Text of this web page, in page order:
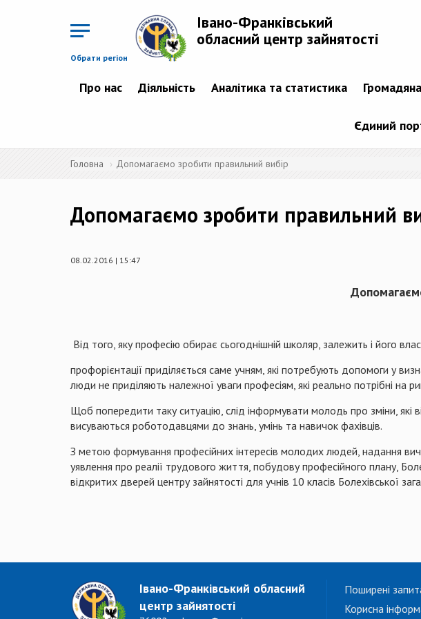
Обрати регіон
Івано-Франківський
обласний центр зайнятості
Про нас Діяльність Аналітика та статистика
Єдиний
Головна Допомагаємо зробити правильний вибір
Допомагаємо зробити правильний
08.02.2016 | 15:47
Від того, яку професію обирає сьогоднішній школяр, залежить і його
профорієнтації приділяється саме учням, які потребують допомоги у
люди не приділяють належної уваги професіям, які реально потрібні на
Щоб попередити таку ситуацію, слід інформувати молодь про зміни, які
висуваються роботодавцями до знань, умінь та навичок фахівців.
З метою формування професійних інтересів молодих людей, надання
уявлення про реалії трудового життя, побудову професійного плану,
відкритих дверей центру зайнятості для учнів 10 класів Болехівської
Івано-Франківський обласний
центр зайнятості
Поширені
Корисна